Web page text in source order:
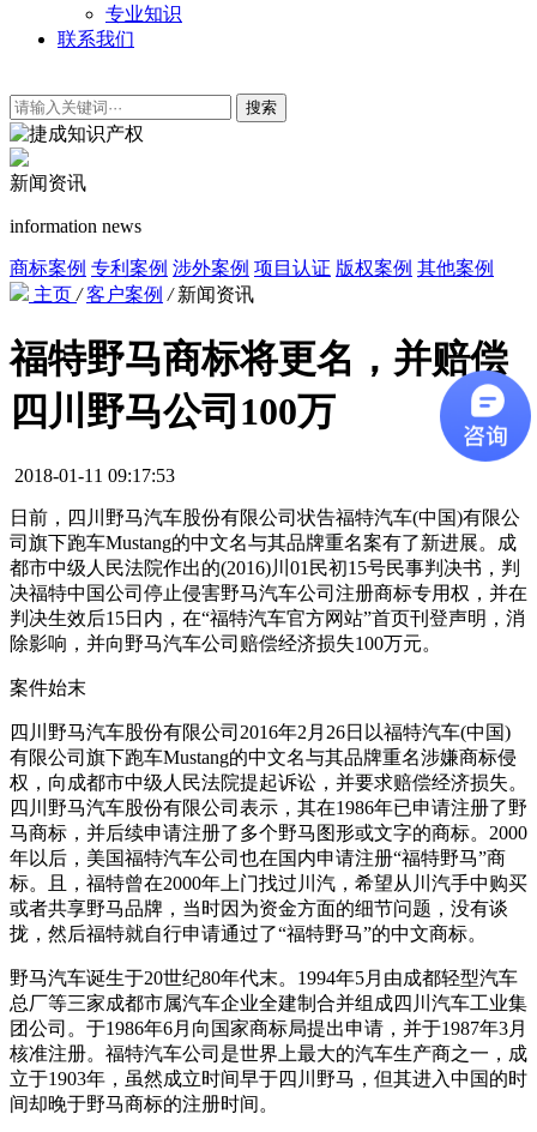
专业知识
联系我们
搜索
新闻资讯
information news
商标案例 专利案例 涉外案例 项目认证 版权案例 其他案例
主页 / 客户案例 / 新闻资讯
福特野马商标将更名，并赔偿
四川野马公司100万
2018-01-11 09:17:53
日前，四川野马汽车股份有限公司状告福特汽车(中国)有限公
司旗下跑车Mustang的中文名与其品牌重名案有了新进展。成
都市中级人民法院作出的(2016)川01民初15号民事判决书，判
决福特中国公司停止侵害野马汽车公司注册商标专用权，并在
判决生效后15日内，在“福特汽车官方网站”首页刊登声明，消
除影响，并向野马汽车公司赔偿经济损失100万元。
案件始末
四川野马汽车股份有限公司2016年2月26日以福特汽车(中国)
有限公司旗下跑车Mustang的中文名与其品牌重名涉嫌商标侵
权，向成都市中级人民法院提起诉讼，并要求赔偿经济损失。
四川野马汽车股份有限公司表示，其在1986年已申请注册了野
马商标，并后续申请注册了多个野马图形或文字的商标。2000
年以后，美国福特汽车公司也在国内申请注册“福特野马”商
标。且，福特曾在2000年上门找过川汽，希望从川汽手中购买
或者共享野马品牌，当时因为资金方面的细节问题，没有谈
拢，然后福特就自行申请通过了“福特野马”的中文商标。
野马汽车诞生于20世纪80年代末。1994年5月由成都轻型汽车
总厂等三家成都市属汽车企业全建制合并组成四川汽车工业集
团公司。于1986年6月向国家商标局提出申请，并于1987年3月
核准注册。福特汽车公司是世界上最大的汽车生产商之一，成
立于1903年，虽然成立时间早于四川野马，但其进入中国的时
间却晚于野马商标的注册时间。